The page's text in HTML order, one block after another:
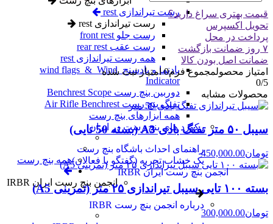
رست تیراندازی rest
رست تیراندازی rest
رست جلو front rest
رست عقب rear rest
همه رست تیراندازی rest
بادنما و بادسنج wind flags & Wind
Indicator
دوربین بنچ رست Benchrest Scope
تفنگ بنچ رست Air Rifle Benchrest
همه ابزارهای بنچ رست
رکورد های بنچ رست در ایران
راهنمای احداث باشگاه بنچ رست
یک خشاب تجربه (گفتگو با فعالان)همه بنچ رست
انجمن بنچ رست ایران IRBR
انجمن بنچ رست ایران IRBR
درباره انجمن بنچ رست IRBR
قیمت بهتری سراغ دارید؟
تحویل اکسپرس
پرداخت در محل
۷ روز ضمانت بازگشت
ضمانت اصل بودن کالا
امتیاز محصولمجموع فرم0امتیاز ثبت شده
0/5
محصولات مشابه
سیبل ۵۰ متر تفنگ بادی A3 (بسته 50 تایی)
تومان450,000.00
بسته ۱۰۰ تایی سیبل تیراندازی ۲۵ متر (تمرینی A5)
تومان300,000.00